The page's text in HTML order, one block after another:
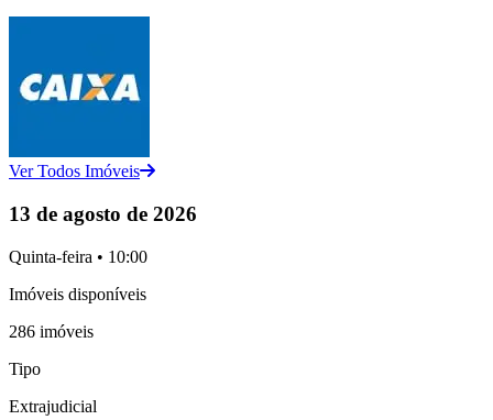
Ver Todos Imóveis
13 de agosto de 2026
Quinta-feira • 10:00
Imóveis disponíveis
286 imóveis
Tipo
Extrajudicial